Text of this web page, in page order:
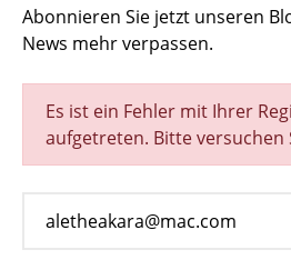
Abonnieren Sie jetzt unseren
News mehr verpassen.
Es ist ein Fehler mit Ihrer
aufgetreten. Bitte versuchen